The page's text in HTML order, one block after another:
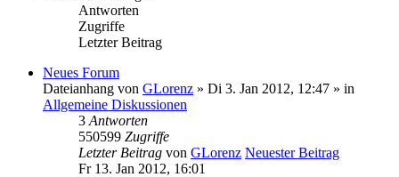
Antworten
Zugriffe
Letzter Beitrag
Neues Forum
Dateianhang von GLorenz » Di 3. Jan 2012, 12:47 » in
Allgemeine Diskussionen
3 Antworten
550599 Zugriffe
Letzter Beitrag von GLorenz Neuester Beitrag
Fr 13. Jan 2012, 16:01